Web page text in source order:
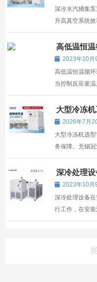
深冷水汽捕集
升高真空系统
要点，并评估
高低温恒
条件2023年10月
高低温恒温循
当控制反应釜
应。那么用户
应釜一般都具
料就盛放在这
的夹套...
大型冷冻
冠亚是否靠
2026年7月
大型冷冻机选
务保障。无锡
高要求场景的
深冷处理
2023年10月
深冷处理设备
行工作，在安
电源线进行安